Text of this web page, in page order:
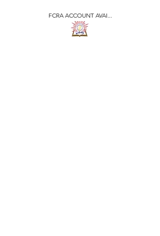
FCRA ACCOUNT AVAI...